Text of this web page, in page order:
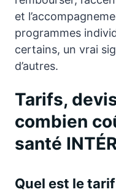
et
programmes
certains, un vrai
d’autres.
Tarifs,
combien
santé
Quel est le